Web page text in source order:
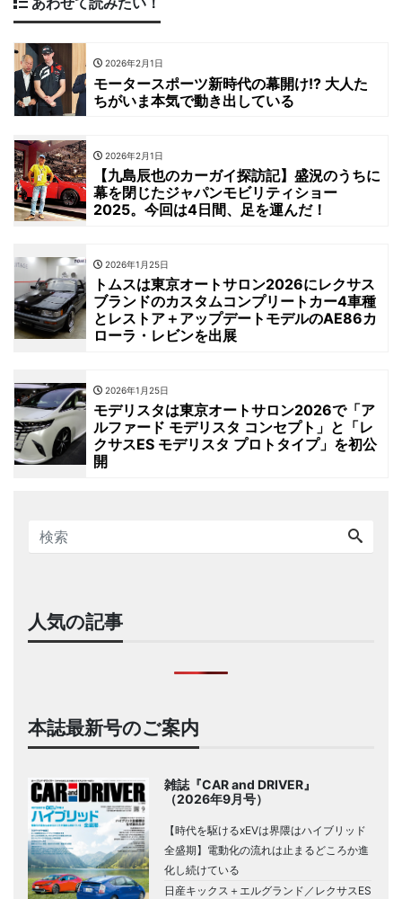
2026年2月1日
モータースポーツ新時代の幕開け!? 大人た
ちがいま本気で動き出している
2026年2月1日
【九島辰也のカーガイ探訪記】盛況のうちに
幕を閉じたジャパンモビリティショー
2025。今回は4日間、足を運んだ！
2026年1月25日
トムスは東京オートサロン2026にレクサス
ブランドのカスタムコンプリートカー4車種
とレストア＋アップデートモデルのAE86カ
ローラ・レビンを出展
2026年1月25日
モデリスタは東京オートサロン2026で「ア
ルファード モデリスタ コンセプト」と「レ
クサスES モデリスタ プロトタイプ」を初公
開
人気の記事
本誌最新号のご案内
雑誌『CAR and DRIVER』
（2026年9月号）
【時代を駆けるxEVは界隈はハイブリッド
全盛期】電動化の流れは止まるどころか進
化し続けている
日産キックス＋エルグランド／レクサスES